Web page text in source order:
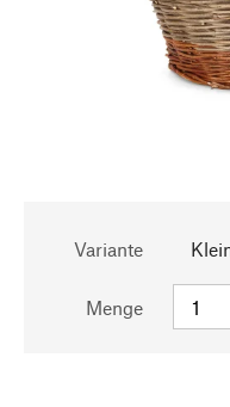
Variante
Menge